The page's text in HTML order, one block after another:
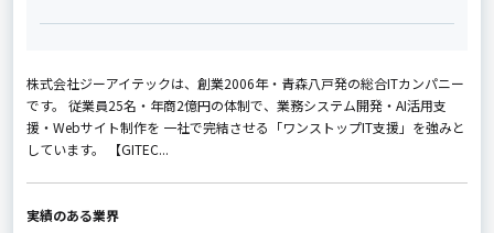
株式会社ジーアイテックは、創業2006年・青森八戸発の総合ITカンパニー
です。 従業員25名・年商2億円の体制で、業務システム開発・AI活用支
援・Webサイト制作を 一社で完結させる「ワンストップIT支援」を強みと
しています。 【GITEC...
実績のある業界